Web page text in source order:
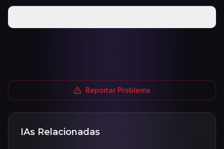
Reportar Problema
IAs Relacionadas